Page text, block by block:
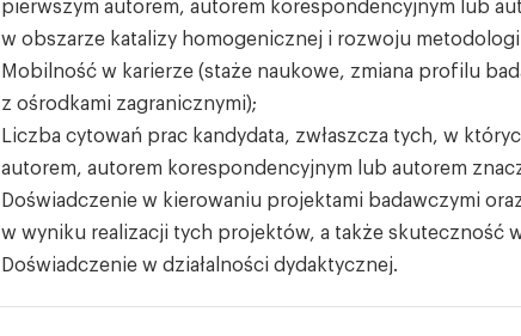
pierwszym autorem, autorem korespondencyjnym lub
w obszarze katalizy homogenicznej i rozwoju
Mobilność w karierze (staże naukowe, zmiana profilu
z ośrodkami zagranicznymi);
Liczba cytowań prac kandydata, zwłaszcza tych, w
autorem, autorem korespondencyjnym lub autorem
Doświadczenie w kierowaniu projektami badawczymi
w wyniku realizacji tych projektów, a także skuteczność
Doświadczenie w działalności dydaktycznej.